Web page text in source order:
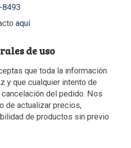
8493
aquí
de uso
que toda la información
y que cualquier intento de
del pedido. Nos
de actualizar precios,
de productos sin previo